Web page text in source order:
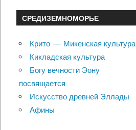
СРЕДИЗЕМНОМОРЬЕ
Крито — Микенская культура
Кикладская культура
Богу вечности Эону
посвящается
Искусство древней Эллады
Афины